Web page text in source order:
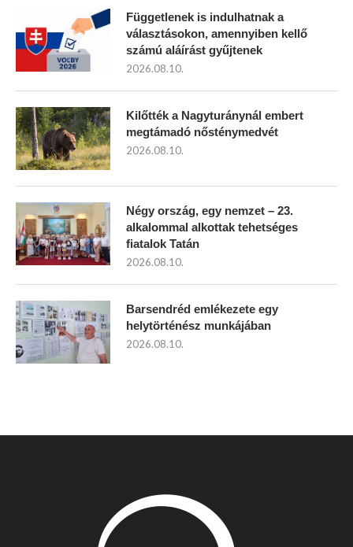
Függetlenek is indulhatnak a
választásokon, amennyiben kellő
számú aláírást gyűjtenek
2026.08.10.
Kilőtték a Nagyturánynál embert
megtámadó nősténymedvét
2026.08.10.
Négy ország, egy nemzet – 23.
alkalommal alkottak tehetséges
fiatalok Tatán
2026.08.10.
Barsendréd emlékezete egy
helytörténész munkájában
2026.08.10.